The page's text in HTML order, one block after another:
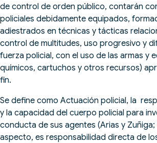
de control de orden público, contarán
policiales debidamente equipados,
adiestrados en técnicas y tácticas
control de multitudes, uso progresivo y
fuerza policial, con el uso de las armas y
químicos, cartuchos y otros recursos)
fin.
Se define como Actuación policial, la
y la capacidad del cuerpo policial para
conducta de sus agentes (Arias y Zuñiga;
aspecto, es responsabilidad directa de